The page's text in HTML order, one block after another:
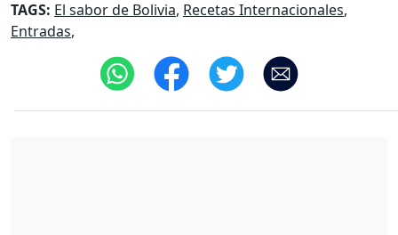
TAGS: El sabor de Bolivia, Recetas Internacionales,
Entradas,